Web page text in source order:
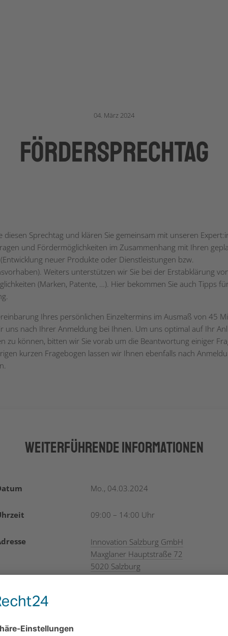
04. März 2024
förderSPRECHTAG
diesen Sprechtag und klären Sie gemeinsam mit unseren
und Fördermöglichkeiten im Zusammenhang mit Ihren
neuer Produkte oder Dienstleistungen bzw.
Weiters unterstützen wir Sie bei der Erstabklärung
(Marken, Patente, …). Hier bekommen Sie auch Tipps
Ihres persönlichen Einzeltermins im Ausmaß von 45
uns nach Ihrer Anmeldung bei Ihnen. Um uns optimal auf Ihr
zu können, bitten wir Sie vorab um die Beantwortung einiger
kurzen Fragebogen lassen wir Ihnen ebenfalls nach
Weiterführende Informationen
Mo., 04.03.2024
09:00 – 14:00 Uhr
Innovation Salzburg GmbH
Maxglaner Hauptstraße 72
5020 Salzburg